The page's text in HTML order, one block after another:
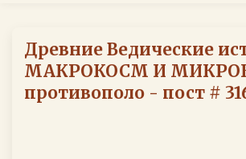
Древние Ведические
МАКРОКОСМ И
противополо - пост #